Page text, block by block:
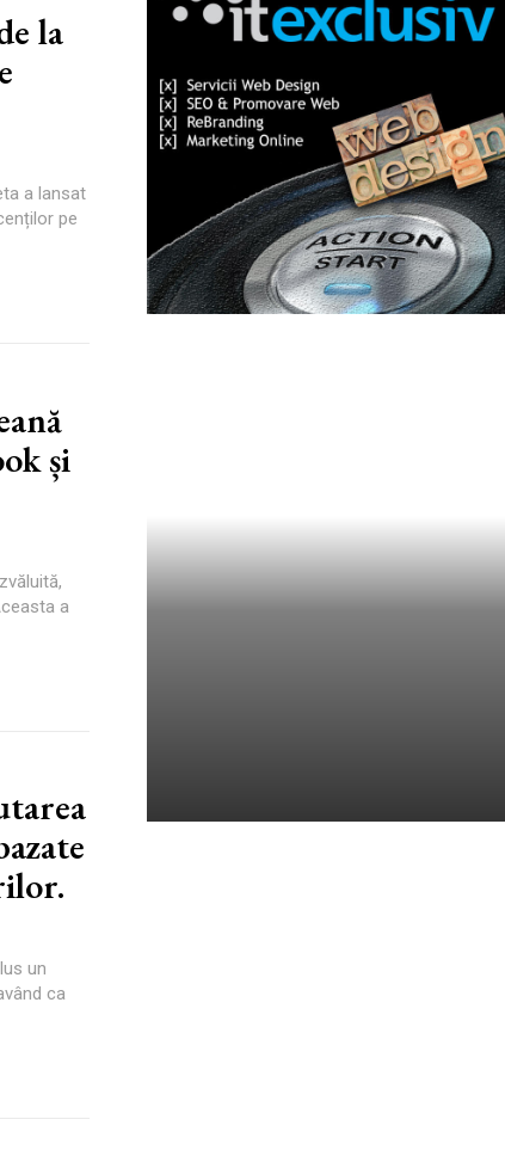
la
a lansat
pe
și
a
un
ca